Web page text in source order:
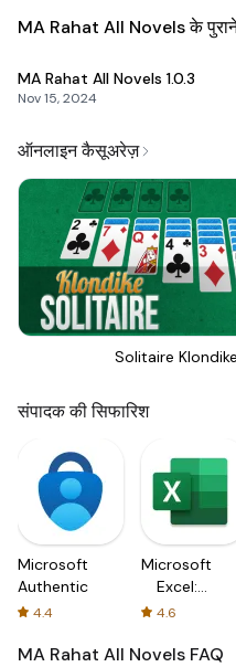
MA Rahat All Novels के
MA Rahat All Novels 1.0.3
Nov 15, 2024
ऑनलाइन कैसूअरेज़
Solitaire Klondike
संपादक की सिफारिश
Microsoft
Authenticator
4.4
Microsoft
Excel:
Spreadsheets
4.6
MA Rahat All Novels FAQ